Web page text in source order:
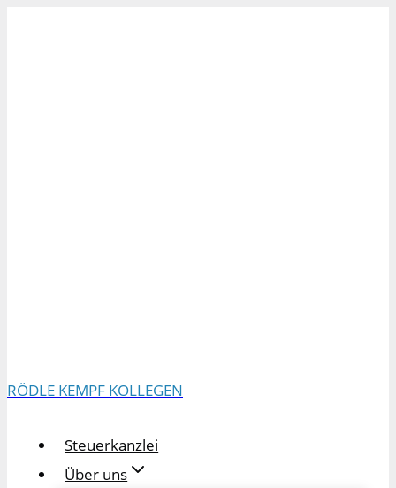
RÖDLE KEMPF KOLLEGEN
Steuerkanzlei
Über uns